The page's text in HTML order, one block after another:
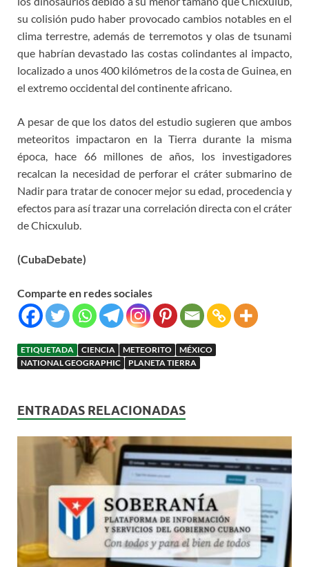
su colisión pudo haber provocado cambios notables en el
clima terrestre, además de terremotos y olas de tsunami
que habrían devastado las costas colindantes al impacto,
localizado a unos 400 kilómetros de la costa de Guinea, en
el extremo occidental del continente africano.
A pesar de que los datos del estudio sugieren que ambos
meteoritos impactaron en la Tierra durante la misma
época, hace 66 millones de años, los investigadores
recalcan la necesidad de perforar el cráter submarino de
Nadir para tratar de conocer mejor su edad, procedencia y
efectos para así trazar una correlación directa con el cráter
de Chicxulub.
(CubaDebate)
Comparte en redes sociales
ETIQUETADA CIENCIA METEORITO
MÉXICO
NATIONAL GEOGRAPHIC
PLANETA TIERRA
ENTRADAS RELACIONADAS